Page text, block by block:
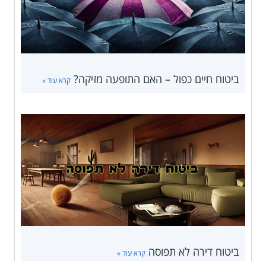
ביטוח חיים כפול – האם התופעה מזיקה? קרא עוד »
ביטוח דירה לא תפוסה קרא עוד »